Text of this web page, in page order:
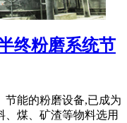
终粉磨系统节
节能的粉磨设备,已成为
、煤、矿渣等物料选用